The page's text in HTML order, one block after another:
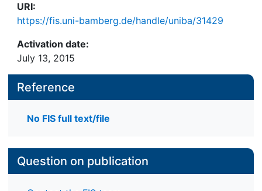
URI:
https://fis.uni-bamberg.de/handle/uniba/31429
Activation date:
July 13, 2015
Reference
No FIS full text/file
Question on publication